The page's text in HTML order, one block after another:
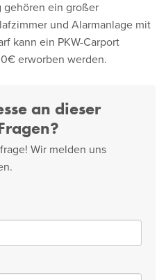
gehören ein großer
und Alarmanlage mit
kann ein PKW-Carport
erworben werden.
an dieser
Wir melden uns